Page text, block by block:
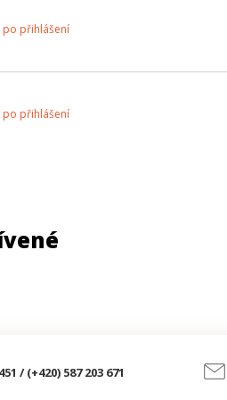
po přihlášení
po přihlášení
/ (+420) 587 203 671